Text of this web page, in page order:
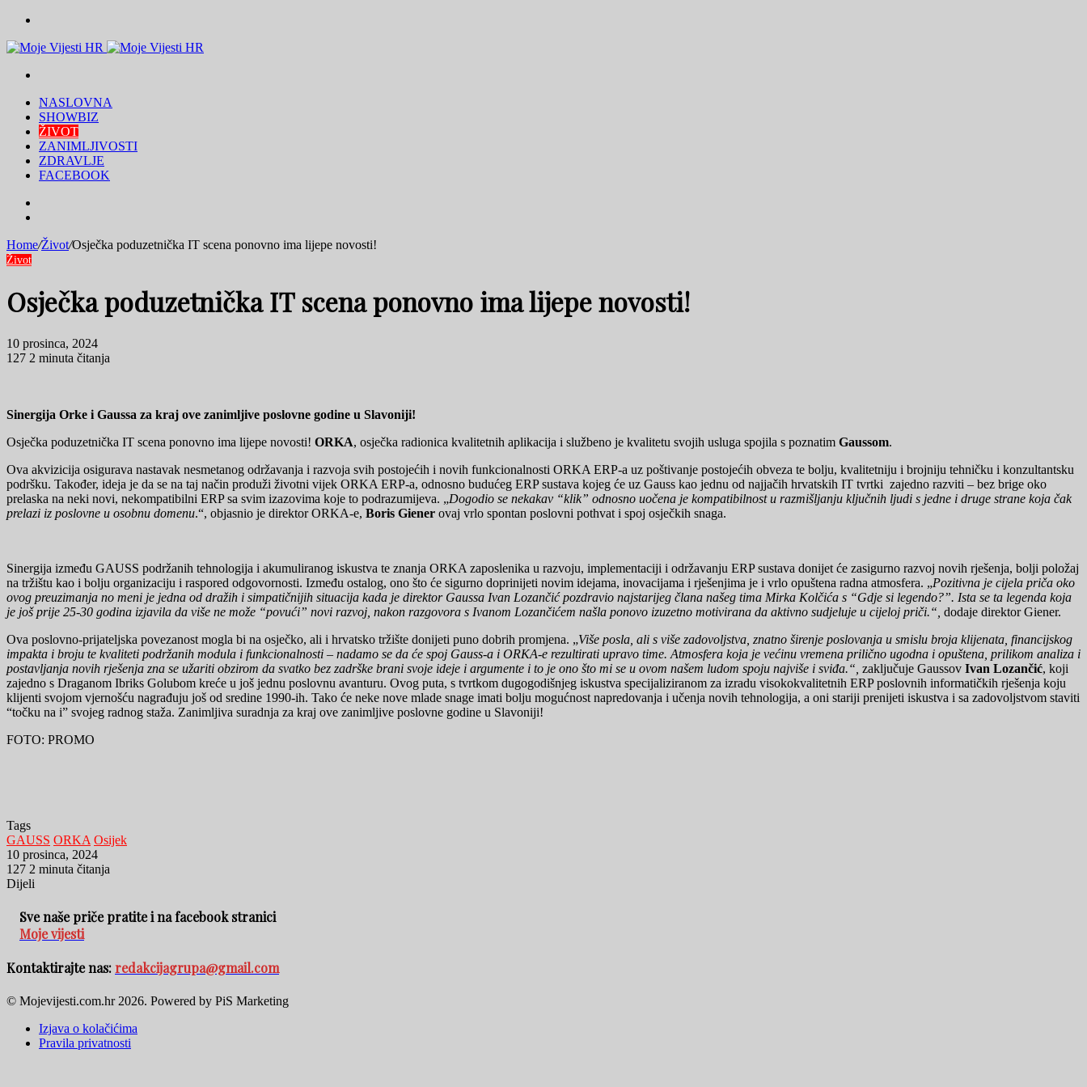
NASLOVNA
SHOWBIZ
ŽIVOT
ZANIMLJIVOSTI
ZDRAVLJE
FACEBOOK
Home/Život/Osječka poduzetnička IT scena ponovno ima lijepe novosti!
Život
Osječka poduzetnička IT scena ponovno ima lijepe novosti!
10 prosinca, 2024
127 2 minuta čitanja
Sinergija Orke i Gaussa za kraj ove zanimljive poslovne godine u Slavoniji!
Osječka poduzetnička IT scena ponovno ima lijepe novosti! ORKA, osječka radionica kvalitetnih aplikacija i službeno je kvalitetu svojih usluga spojila s poznatim Gaussom.
Ova akvizicija osigurava nastavak nesmetanog održavanja i razvoja svih postojećih i novih funkcionalnosti ORKA ERP-a uz poštivanje postojećih obveza te bolju, kvalitetniju i brojniju tehničku i konzultantsku
podršku. Također, ideja je da se na taj način produži životni vijek ORKA ERP-a, odnosno budućeg ERP sustava kojeg će uz Gauss kao jednu od najjačih hrvatskih IT tvrtki zajedno razviti – bez brige oko
prelaska na neki novi, nekompatibilni ERP sa svim izazovima koje to podrazumijeva. „Dogodio se nekakav “klik” odnosno uočena je kompatibilnost u razmišljanju ključnih ljudi s jedne i druge strane koja čak
prelazi iz poslovne u osobnu domenu.“, objasnio je direktor ORKA-e, Boris Giener ovaj vrlo spontan poslovni pothvat i spoj osječkih snaga.
Sinergija između GAUSS podržanih tehnologija i akumuliranog iskustva te znanja ORKA zaposlenika u razvoju, implementaciji i održavanju ERP sustava donijet će zasigurno razvoj novih rješenja, bolji položaj
na tržištu kao i bolju organizaciju i raspored odgovornosti. Između ostalog, ono što će sigurno doprinijeti novim idejama, inovacijama i rješenjima je i vrlo opuštena radna atmosfera. „Pozitivna je cijela priča oko
ovog preuzimanja no meni je jedna od dražih i simpatičnijih situacija kada je direktor Gaussa Ivan Lozančić pozdravio najstarijeg člana našeg tima Mirka Kolčića s “Gdje si legendo?”. Ista se ta legenda koja
je još prije 25-30 godina izjavila da više ne može “povući” novi razvoj, nakon razgovora s Ivanom Lozančićem našla ponovo izuzetno motivirana da aktivno sudjeluje u cijeloj priči.“, dodaje direktor Giener.
Ova poslovno-prijateljska povezanost mogla bi na osječko, ali i hrvatsko tržište donijeti puno dobrih promjena. „Više posla, ali s više zadovoljstva, znatno širenje poslovanja u smislu broja klijenata, financijskog
impakta i broju te kvaliteti podržanih modula i funkcionalnosti – nadamo se da će spoj Gauss-a i ORKA-e rezultirati upravo time. Atmosfera koja je većinu vremena prilično ugodna i opuštena, prilikom analiza i
postavljanja novih rješenja zna se užariti obzirom da svatko bez zadrške brani svoje ideje i argumente i to je ono što mi se u ovom našem ludom spoju najviše i sviđa.“, zaključuje Gaussov Ivan Lozančić, koji
zajedno s Draganom Ibriks Golubom kreće u još jednu poslovnu avanturu. Ovog puta, s tvrtkom dugogodišnjeg iskustva specijaliziranom za izradu visokokvalitetnih ERP poslovnih informatičkih rješenja koju
klijenti svojom vjernošću nagrađuju još od sredine 1990-ih. Tako će neke nove mlade snage imati bolju mogućnost napredovanja i učenja novih tehnologija, a oni stariji prenijeti iskustva i sa zadovoljstvom staviti
“točku na i” svojeg radnog staža. Zanimljiva suradnja za kraj ove zanimljive poslovne godine u Slavoniji!
FOTO: PROMO
Tags
GAUSS ORKA Osijek
10 prosinca, 2024
127 2 minuta čitanja
Dijeli
poštom
Sve naše priče pratite i na facebook stranici
Moje vijesti
Kontaktirajte nas:redakcijagrupa@gmail.com
© Mojevijesti.com.hr 2026. Powered by PiS Marketing
Izjava o kolačićima
Pravila privatnosti